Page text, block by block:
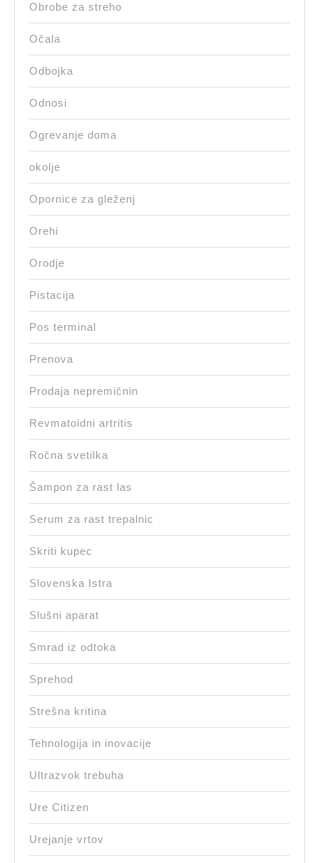
Obrobe za streho
Očala
Odbojka
Odnosi
Ogrevanje doma
okolje
Opornice za gleženj
Orehi
Orodje
Pistacija
Pos terminal
Prenova
Prodaja nepremičnin
Revmatoidni artritis
Ročna svetilka
Šampon za rast las
Serum za rast trepalnic
Skriti kupec
Slovenska Istra
Slušni aparat
Smrad iz odtoka
Sprehod
Strešna kritina
Tehnologija in inovacije
Ultrazvok trebuha
Ure Citizen
Urejanje vrtov